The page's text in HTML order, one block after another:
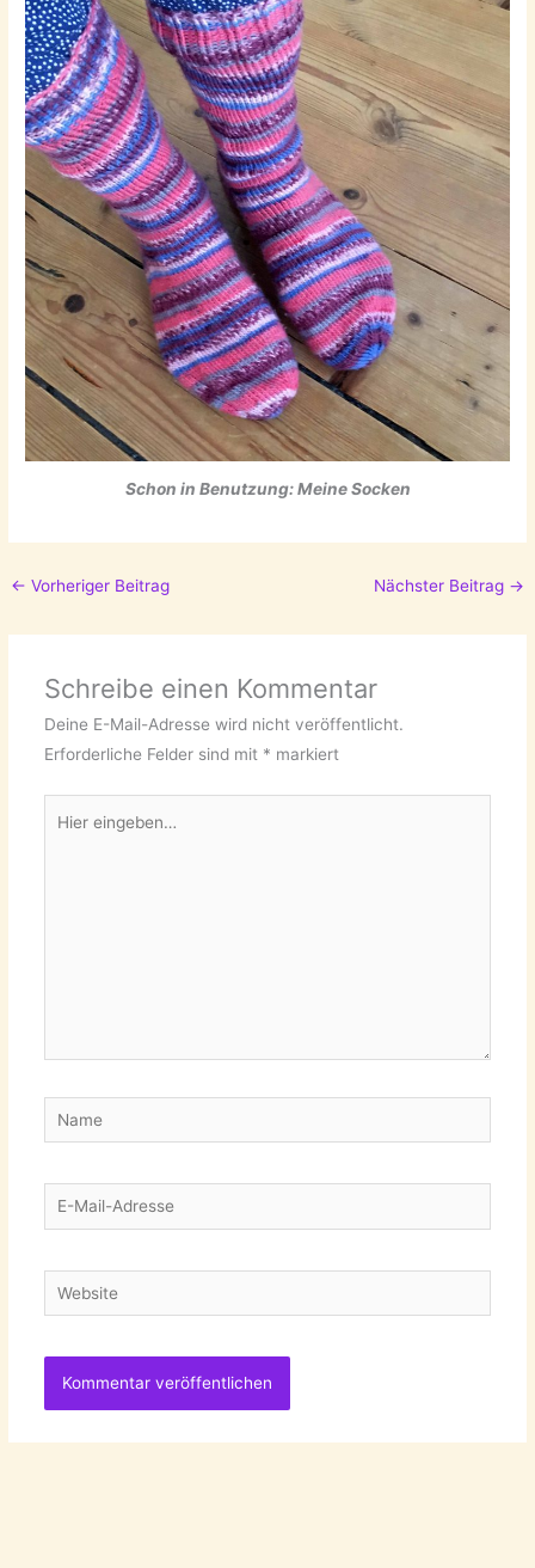
Schon in Benutzung: Meine Socken
← Vorheriger Beitrag Nächster Beitrag →
Schreibe einen Kommentar
Deine E-Mail-Adresse wird nicht veröffentlicht.
Erforderliche Felder sind mit * markiert
eingeben…
Name
E-
Mail-
Website